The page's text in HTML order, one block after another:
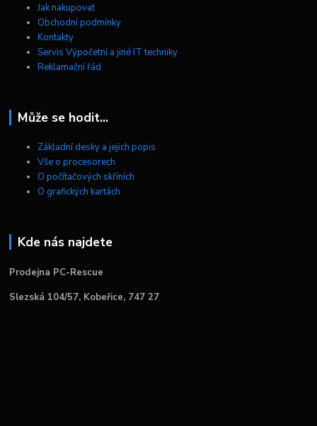
Jak nakupovat
Obchodní podmínky
Kontakty
Servis Výpočetní a jiné IT techniky
Reklamační řád
Může se hodit...
Základní desky a jejich popis
Vše o procesorech
O počítačových skříních
O grafických kartách
Kde nás najdete
Prodejna PC-Rescue
Slezská 104/57, Kobeřice, 747 27